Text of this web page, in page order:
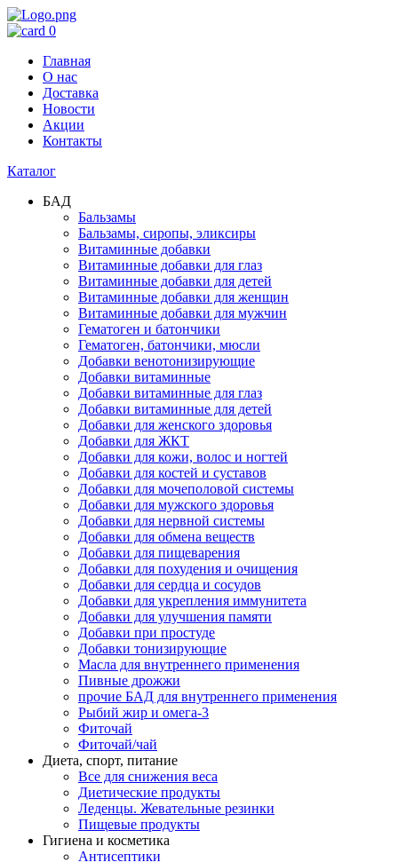
0
Главная
О нас
Доставка
Новости
Акции
Контакты
Каталог
БАД
Бальзамы
Бальзамы, сиропы, эликсиры
Витаминные добавки
Витаминные добавки для глаз
Витаминные добавки для детей
Витаминные добавки для женщин
Витаминные добавки для мужчин
Гематоген и батончики
Гематоген, батончики, мюсли
Добавки венотонизирующие
Добавки витаминные
Добавки витаминные для глаз
Добавки витаминные для детей
Добавки для женского здоровья
Добавки для ЖКТ
Добавки для кожи, волос и ногтей
Добавки для костей и суставов
Добавки для мочеполовой системы
Добавки для мужского здоровья
Добавки для нервной системы
Добавки для обмена веществ
Добавки для пищеварения
Добавки для похудения и очищения
Добавки для сердца и сосудов
Добавки для укрепления иммунитета
Добавки для улучшения памяти
Добавки при простуде
Добавки тонизирующие
Масла для внутреннего применения
Пивные дрожжи
прочие БАД для внутреннего применения
Рыбий жир и омега-3
Фиточай
Фиточай/чай
Диета, спорт, питание
Все для снижения веса
Диетические продукты
Леденцы. Жевательные резинки
Пищевые продукты
Гигиена и косметика
Антисептики